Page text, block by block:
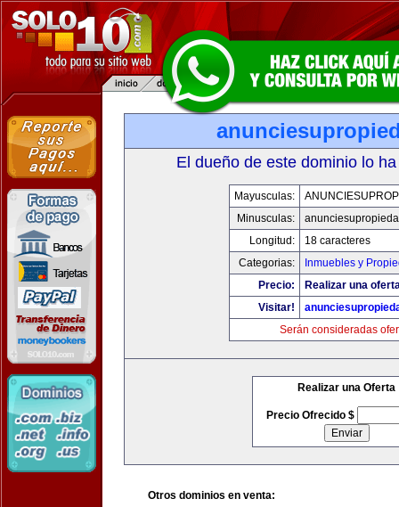
El dueño de este dominio lo
Mayusculas:
Minusculas:
Longitud:
18 caracteres
Categorias:
Inmuebles y
Precio:
Realizar una
Visitar!
Serán consideradas
Realizar una Oferta
Precio Ofrecido $
Otros dominios en venta: